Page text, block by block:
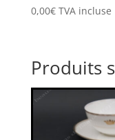
0,00€ TVA incluse
Produits